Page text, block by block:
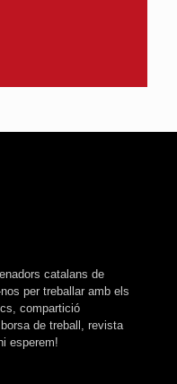
catalans de
per treballar amb els
compartició
de treball, revista
esperem!